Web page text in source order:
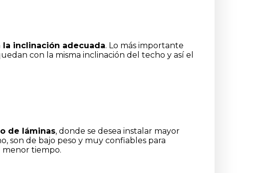
inclinación adecuada. Lo más importante
con la misma inclinación del techo y así el
de láminas, donde se desea instalar mayor
son de bajo peso y muy confiables para
menor tiempo.